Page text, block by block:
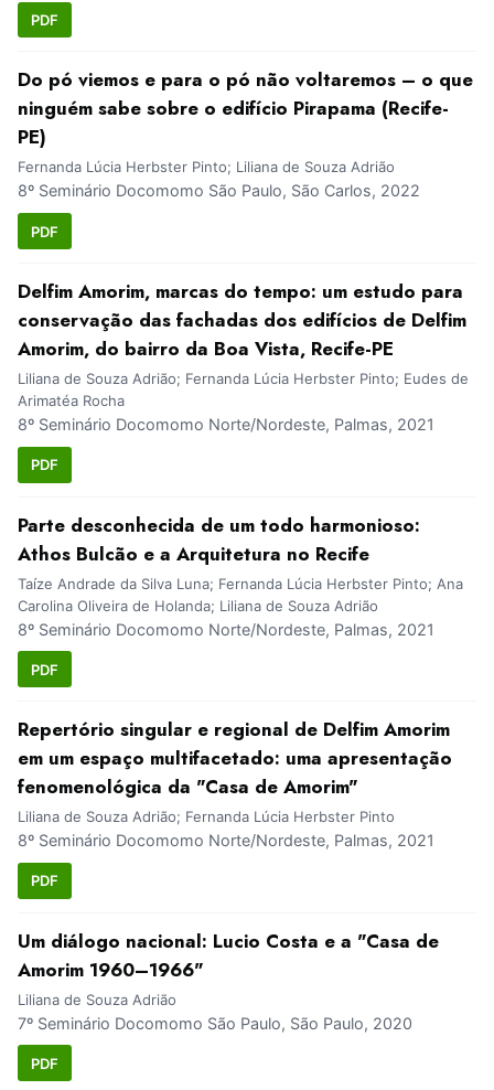
PDF
Do pó viemos e para o pó não voltaremos – o que
ninguém sabe sobre o edifício Pirapama (Recife-
PE)
Fernanda Lúcia Herbster Pinto; Liliana de Souza Adrião
8º Seminário Docomomo São Paulo, São Carlos, 2022
PDF
Delfim Amorim, marcas do tempo: um estudo para
conservação das fachadas dos edifícios de Delfim
Amorim, do bairro da Boa Vista, Recife-PE
Liliana de Souza Adrião; Fernanda Lúcia Herbster Pinto; Eudes de
Arimatéa Rocha
8º Seminário Docomomo Norte/Nordeste, Palmas, 2021
PDF
Parte desconhecida de um todo harmonioso:
Athos Bulcão e a Arquitetura no Recife
Taíze Andrade da Silva Luna; Fernanda Lúcia Herbster Pinto; Ana
Carolina Oliveira de Holanda; Liliana de Souza Adrião
8º Seminário Docomomo Norte/Nordeste, Palmas, 2021
PDF
Repertório singular e regional de Delfim Amorim
em um espaço multifacetado: uma apresentação
fenomenológica da "Casa de Amorim"
Liliana de Souza Adrião; Fernanda Lúcia Herbster Pinto
8º Seminário Docomomo Norte/Nordeste, Palmas, 2021
PDF
Um diálogo nacional: Lucio Costa e a "Casa de
Amorim 1960–1966"
Liliana de Souza Adrião
7º Seminário Docomomo São Paulo, São Paulo, 2020
PDF